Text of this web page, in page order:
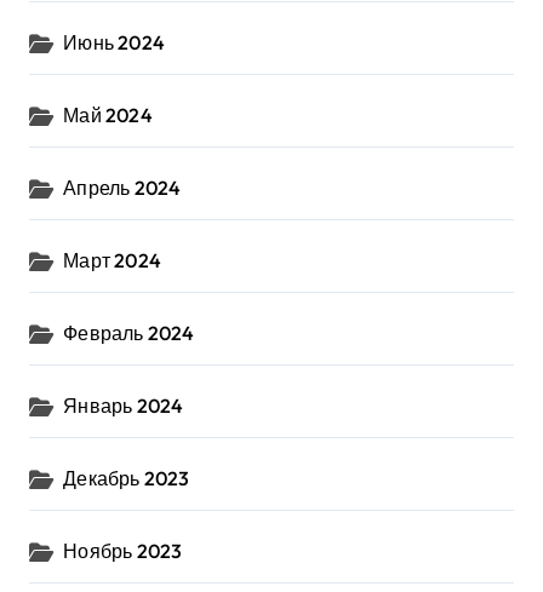
Июнь 2024
Май 2024
Апрель 2024
Март 2024
Февраль 2024
Январь 2024
Декабрь 2023
Ноябрь 2023